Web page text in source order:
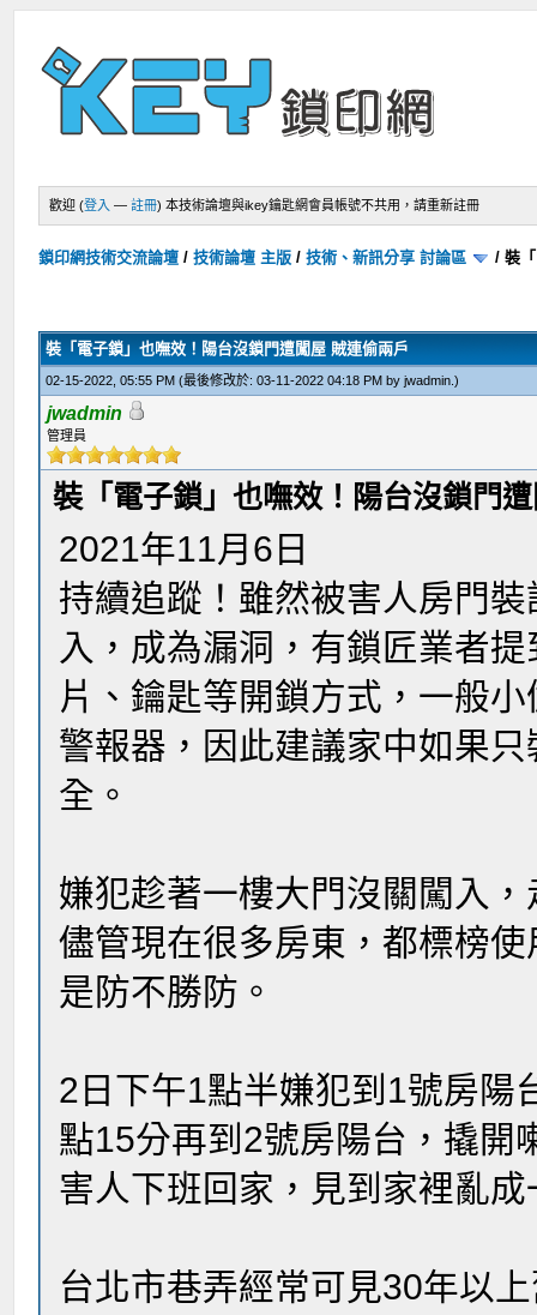
歡迎 (登入 —註冊) 本技術論壇與ikey鑰匙網會員帳號不共用，請重新註冊
鎖印網技術交流論壇 /技術論壇 主版 /技術、新訊分享 討論區 /裝
裝「電子鎖」也嘸效！陽台沒鎖門遭闖屋 賊連偷兩戶
02-15-2022, 05:55 PM(最後修改於: 03-11-2022 04:18 PM byjwadmin .)
jwadmin
管理員
裝「電子鎖」也嘸效！陽台沒鎖門
2021年11月6日
持續追蹤！雖然被害人房門
入，成為漏洞，有鎖匠業者
片、鑰匙等開鎖方式，一般
警報器，因此建議家中如果
全。
嫌犯趁著一樓大門沒關闖入
儘管現在很多房東，都標榜
是防不勝防。
2日下午1點半嫌犯到1號房陽
點15分再到2號房陽台，撬開
害人下班回家，見到家裡亂
台北市巷弄經常可見30年以